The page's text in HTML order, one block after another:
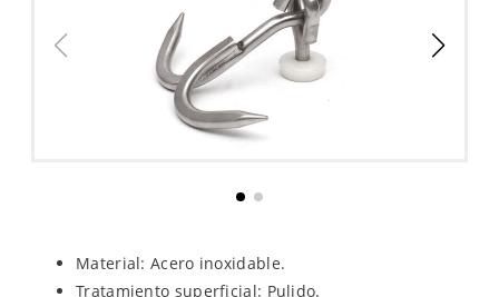
Material: Acero inoxidable.
Tratamiento superficial: Pulido.